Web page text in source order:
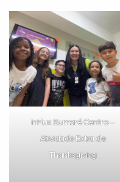
inFlux Sumaré Centro –
Atividade Extra de
Thanksgiving
Preencha
já vamos te